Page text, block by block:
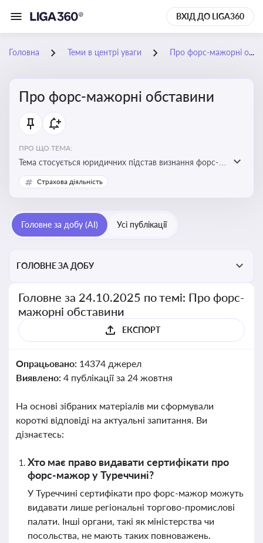
ВХІД ДО LIGA360
Головна Теми в центрі уваги Про форс-мажорні обставини
Про форс-мажорні обставини
ПРО ЩО ТЕМА:
Тема стосується юридичних підстав визнання форс-
мажорних обставин та звільнення від
відповідальності у зв'язку з їх настанням
Страхова діяльність
Головне за добу (AI) Усі публікації
ГОЛОВНЕ ЗА ДОБУ
Головне за 24.10.2025 по темі: Про форс-
мажорні обставини
ЕКСПОРТ
Опрацьовано: 14374 джерел
Виявлено: 4 публікації за 24 жовтня
На основі зібраних матеріалів ми сформували
короткі відповіді на актуальні запитання. Ви
дізнаєтесь:
Хто має право видавати сертифікати про
форс-мажор у Туреччині?
У Туреччині сертифікати про форс-мажор можуть
видавати лише регіональні торгово-промислові
палати. Інші органи, такі як міністерства чи
посольства, не мають таких повноважень.